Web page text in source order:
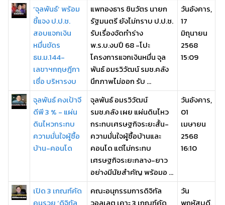
‘จุลพันธ์’ พร้อม
ชี้แจง ป.ป.ช.
สอบแจกเงิน
หมื่นขัดร
ธน.ม.144-
เลขาฯกฤษฎีกา
เชื่อ บริหารงบ
แพทองธาร ชินวัตร นายก
รัฐมนตรี ยังไม่ทราบ ป.ป.ช.
รับเรื่องจัดทำร่าง
พ.ร.บ.งบปี 68 -โปะ
โครงการแจกเงินหมื่น จุล
พันธ์ อมรวิวัฒน์ รมช.คลัง
นึกภาพไม่ออก รับ ...
วันอังคาร,
17
มิถุนายน
2568
15:09
จุลพันธ์ คงเป้าจี
ดีพี 3 % - แผ่น
ดินไหวกระทบ
ความมั่นใจผู้ซื้อ
บ้าน-คอนโด
จุลพันธ์ อมรวิวัฒน์
รมช.คลัง เผย แผ่นดินไหว
กระทบเศรษฐกิจระยะสั้น-
ความมั่นใจผู้ซื้อบ้านและ
คอนโด แต่ไม่กระทบ
เศรษฐกิจระยะกลาง-ยาว
อย่างมีนัยสำคัญ พร้อมอ ...
วันอังคาร,
01
เมษายน
2568
16:10
เปิด 3 เกณฑ์คัด
คณะอนุกรรมการดิจิทัล
วัน